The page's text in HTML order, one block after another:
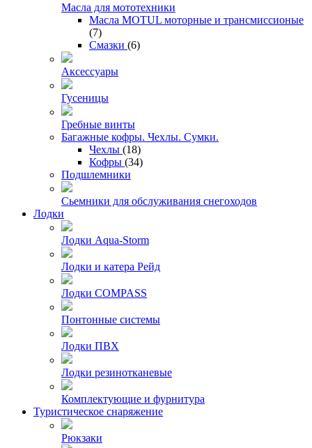
Масла для мототехники
Масла MOTUL моторные и трансмиссионые
(7)
Смазки (6)
Аксессуары
Гусеницы
Гребные винты
Багажные кофры. Чехлы. Сумки.
Чехлы (18)
Кофры (34)
Подшлемники
Сьемники для обслуживания снегоходов
Лодки
Лодки Aqua-Storm
Лодки и катера Рейд
Лодки COMPASS
Понтонные системы
Лодки ПВХ
Лодки резинотканевые
Комплектующие и фурнитура
Туристическое снаряжение
Рюкзаки